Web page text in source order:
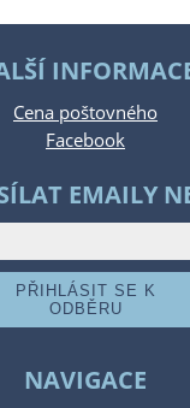
Cena poštovného
Facebook
EMAILY
NAVIGACE